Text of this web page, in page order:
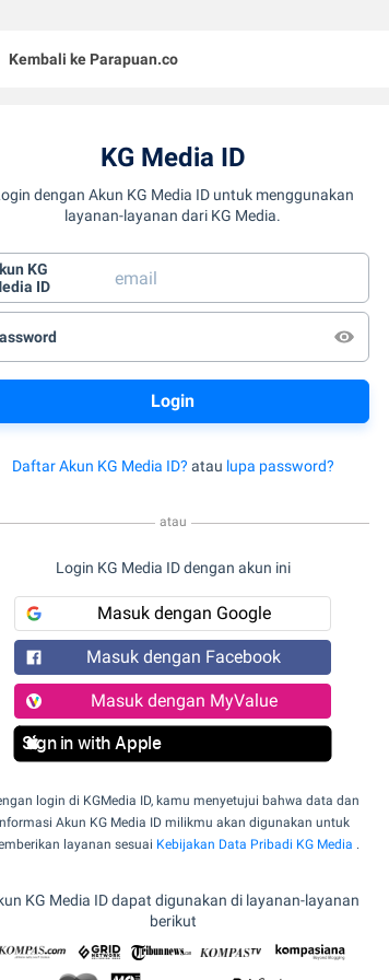
Kembali ke Parapuan.co
KG Media ID
dengan Akun KG Media ID untuk menggunakan
layanan-layanan dari KG Media.
KG
ID
Daftar Akun KG Media ID? atau lupa password?
atau
Login KG Media ID dengan akun ini
Masuk dengan Google
Masuk dengan Facebook
Masuk dengan MyValue
Sign in with Apple
login di KGMedia ID, kamu menyetujui bahwa data dan
Akun KG Media ID milikmu akan digunakan untuk
layanan sesuai Kebijakan Data Pribadi KG Media .
KG Media ID dapat digunakan di layanan-layanan
berikut